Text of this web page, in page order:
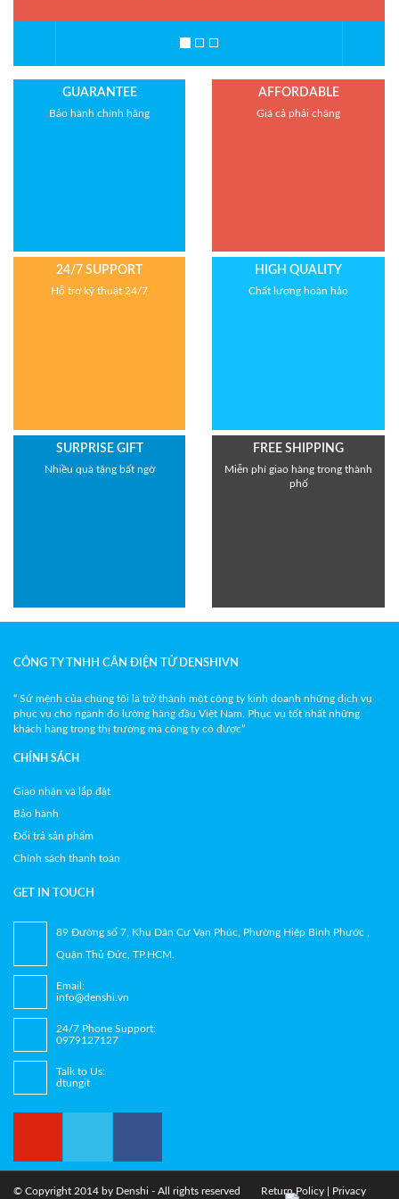
GUARANTEE
Bảo hành chính hãng
AFFORDABLE
Giá cả phải chăng
24/7 SUPPORT
Hỗ trợ kỹ thuật 24/7
HIGH QUALITY
Chất lượng hoàn hảo
SURPRISE GIFT
Nhiều quà tặng bất ngờ
FREE SHIPPING
Miễn phí giao hàng trong thành
phố
CÔNG TY TNHH CÂN ĐIỆN TỬ DENSHIVN
“ Sứ mệnh của chúng tôi là trở thành một công ty kinh doanh những dịch vụ
phục vụ cho ngành đo lường hàng đầu Việt Nam. Phục vụ tốt nhất những
khách hàng trong thị trường mà công ty có được”
CHÍNH SÁCH
Giao nhận và lắp đặt
Bảo hành
Đổi trả sản phẩm
Chính sách thanh toán
GET IN TOUCH
89 Đường số 7, Khu Dân Cư Vạn Phúc, Phường Hiệp Bình Phước ,
Quận Thủ Đức, TP.HCM.
Email:
info@denshi.vn
24/7 Phone Support:
0979127127
Talk to Us:
dtungit
© Copyright 2014 by Denshi - All rights reserved Return Policy Privacy